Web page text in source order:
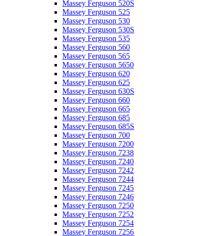
Massey Ferguson 520S
Massey Ferguson 525
Massey Ferguson 530
Massey Ferguson 530S
Massey Ferguson 535
Massey Ferguson 560
Massey Ferguson 565
Massey Ferguson 5650
Massey Ferguson 620
Massey Ferguson 625
Massey Ferguson 630S
Massey Ferguson 660
Massey Ferguson 665
Massey Ferguson 685
Massey Ferguson 685S
Massey Ferguson 700
Massey Ferguson 7200
Massey Ferguson 7238
Massey Ferguson 7240
Massey Ferguson 7242
Massey Ferguson 7244
Massey Ferguson 7245
Massey Ferguson 7246
Massey Ferguson 7250
Massey Ferguson 7252
Massey Ferguson 7254
Massey Ferguson 7256